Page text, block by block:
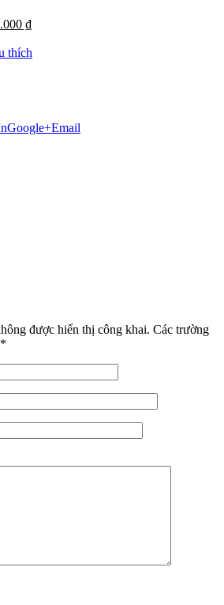
₫
thích
Google+Email
được hiển thị công khai. Các trường
*